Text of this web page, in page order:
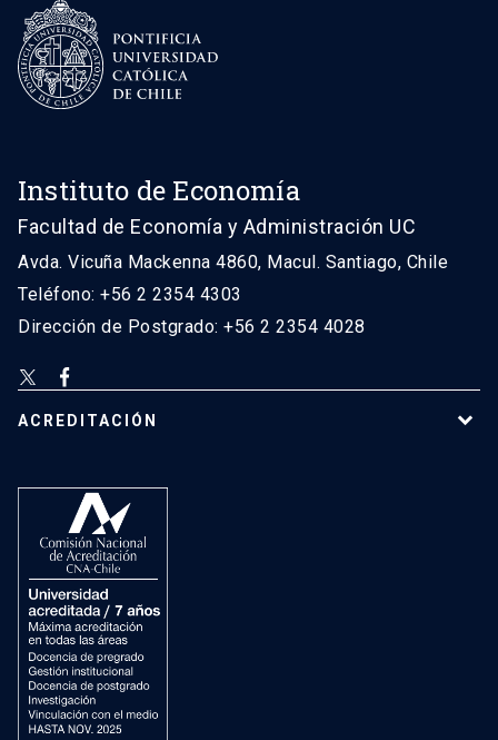
Instituto de Economía
Facultad de Economía y Administración UC
Avda. Vicuña Mackenna 4860, Macul. Santiago, Chile
Teléfono: +56 2 2354 4303
Dirección de Postgrado: +56 2 2354 4028
ACREDITACIÓN